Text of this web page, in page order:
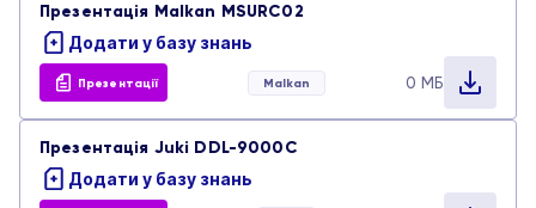
Презентація Malkan MSURC02
Додати у базу знань
Презентації Malkan 0 МБ
Презентація Juki DDL-9000C
Додати у базу знань